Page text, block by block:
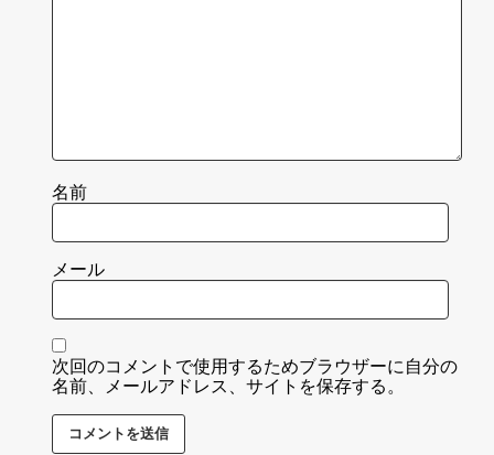
名前
メール
次回のコメントで使用するためブラウザーに自分の
名前、メールアドレス、サイトを保存する。